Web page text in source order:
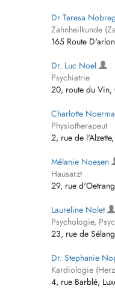
Dr Teresa
Zahnheilkunde
165 Route
Dr. Luc Noel
Psychiatrie
20, route du Vin,
Charlotte
Physiotherapeut
2, rue de
Mélanie Noesen
Hausarzt
29, rue
Laureline Nolet
Psychologie,
23, rue de
Dr. Stephanie
Kardiologie
4, rue Barblé,